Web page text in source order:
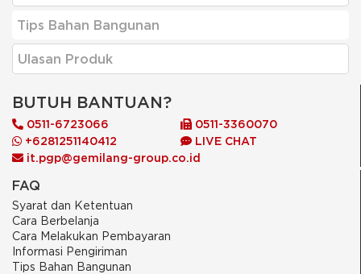
Tips Bahan Bangunan
Ulasan Produk
BUTUH BANTUAN?
0511-6723066
0511-3360070
+6281251140412
LIVE CHAT
it.pgp@gemilang-group.co.id
FAQ
Syarat dan Ketentuan
Cara Berbelanja
Cara Melakukan Pembayaran
Informasi Pengiriman
Tips Bahan Bangunan